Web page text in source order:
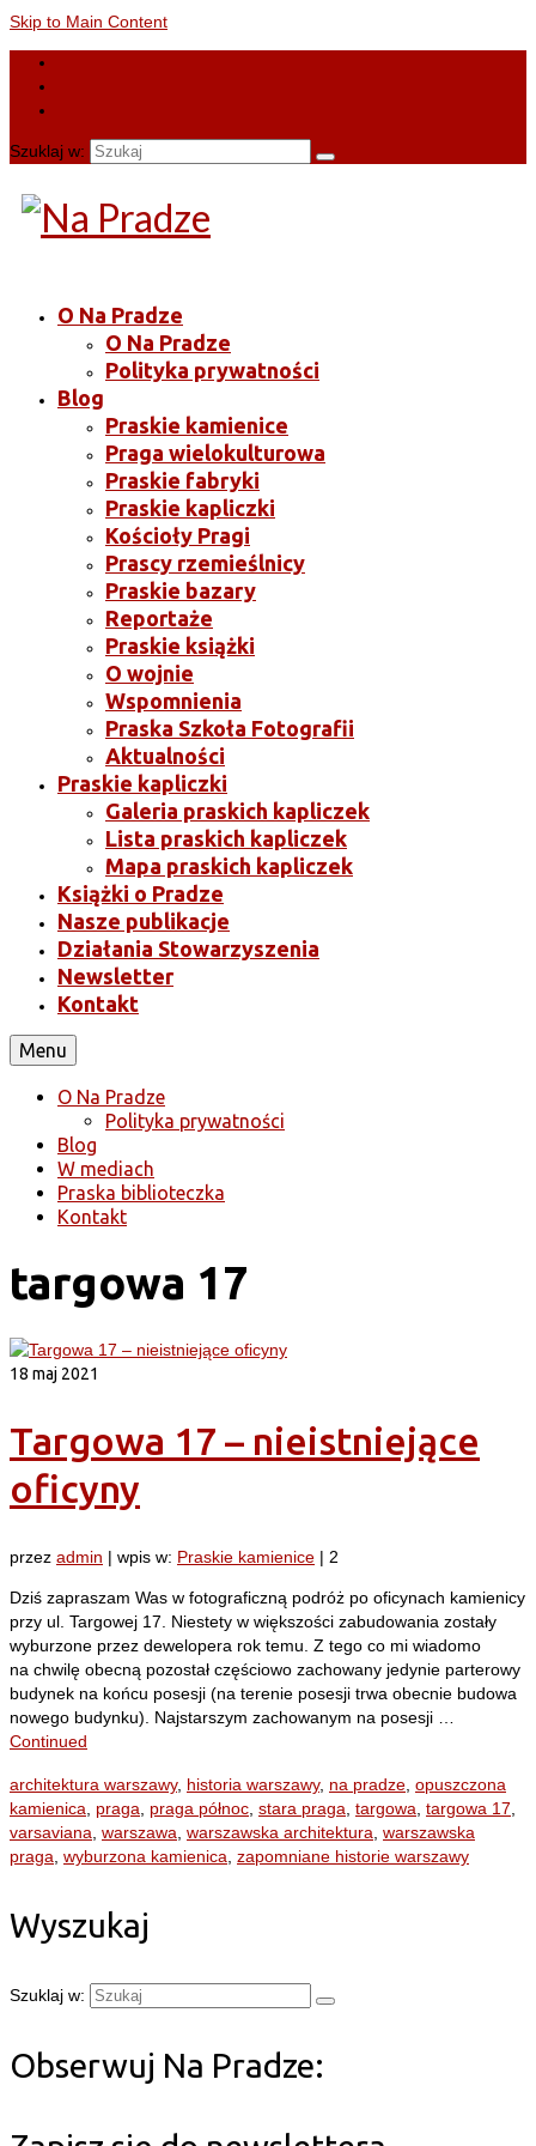
Skip to Main Content
Szuklaj w:
O Na Pradze
O Na Pradze
Polityka prywatności
Blog
Praskie kamienice
Praga wielokulturowa
Praskie fabryki
Praskie kapliczki
Kościoły Pragi
Prascy rzemieślnicy
Praskie bazary
Reportaże
Praskie książki
O wojnie
Wspomnienia
Praska Szkoła Fotografii
Aktualności
Praskie kapliczki
Galeria praskich kapliczek
Lista praskich kapliczek
Mapa praskich kapliczek
Książki o Pradze
Nasze publikacje
Działania Stowarzyszenia
Newsletter
Kontakt
Menu
O Na Pradze
Polityka prywatności
Blog
W mediach
Praska biblioteczka
Kontakt
targowa 17
18 maj 2021
Targowa 17 – nieistniejące
oficyny
przez admin | wpis w: Praskie kamienice | 2
Dziś zapraszam Was w fotograficzną podróż po oficynach kamienicy
przy ul. Targowej 17. Niestety w większości zabudowania zostały
wyburzone przez dewelopera rok temu. Z tego co mi wiadomo
na chwilę obecną pozostał częściowo zachowany jedynie parterowy
budynek na końcu posesji (na terenie posesji trwa obecnie budowa
nowego budynku). Najstarszym zachowanym na posesji …
Continued
architektura warszawy, historia warszawy, na pradze opuszczona
kamienica
praga praga północ stara praga targowa targowa 17
varsaviana warszawa warszawska architektura warszawska
praga wyburzona kamienica zapomniane historie warszawy
Wyszukaj
Szuklaj w:
Obserwuj Na Pradze: